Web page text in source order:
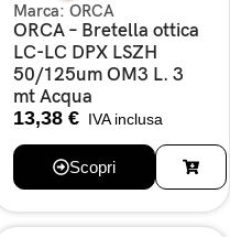
Marca: ORCA
ORCA – Bretella ottica
LC-LC DPX LSZH
50/125um OM3 L. 3
mt Acqua
13,38 € IVA inclusa
Scopri